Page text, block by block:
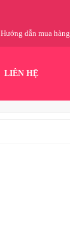
Hướng dẫn mua hàng
LIÊN HỆ